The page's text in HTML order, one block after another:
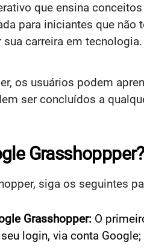
que ensina
para iniciantes que
carreira em tecnologia.
os usuários podem
ser concluídos a
Grasshoppper?
siga os seguintes
Grasshopper: O
login, via conta Google;